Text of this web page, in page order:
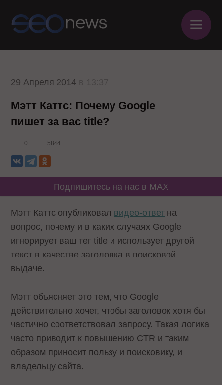
≡
29 Апреля 2014
Мэтт Каттс: Почему Google
пишет за вас title?
0 5844
Подпишитесь на нас в MAX
Мэтт Каттс опубликовал видео-ответ на
вопрос, почему и в каких случаях Google
игнорирует ваш тег title и использует другой
текст в качестве заголовка в поисковой
выдаче.
Мэтт объясняет это тем, что Google
действительно хочет, чтобы заголовок хотя бы
частично соответствовал запросу. Такая логика
часто приводит к повышению CTR и таким
образом приносит пользу и поисковику, и
владельцу сайта.